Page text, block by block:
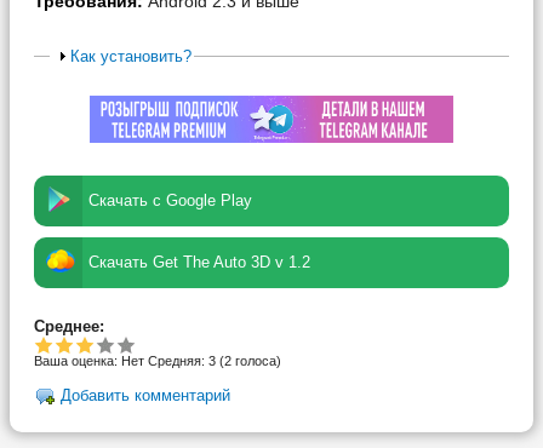
Как установить?
Скачать с Google Play
Скачать Get The Auto 3D v 1.2
Среднее:
Ваша оценка: Нет Средняя: 3 (2 голоса)
Добавить комментарий